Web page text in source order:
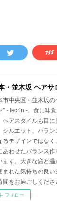
市中央区・並木坂の
" - lecrin -。食に味
ヘアスタイルも目
シルエット、バラン
るデザインではな
あわせたバランス作
ます。大きな窓と温
まれた気持ちの良い
間をお過ごしくださ
フォロー